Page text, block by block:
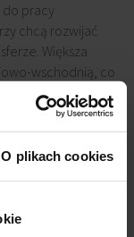
O plikach cookies
do pracy
chcą rozwijać
Większa
wschodnią, co
Jednocześnie
Ponadto na
Oryginalna